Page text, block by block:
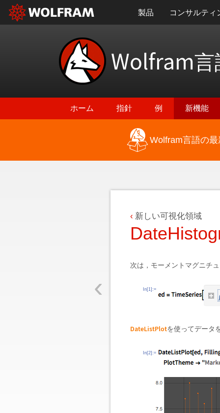
製品 コンサルティ
Wolfram言
ホーム 指針 例 新機能
Wolfram言語の
‹
新しい可視化領域
次は，モーメントマグニチ
In[1]:=
DateListPlotを使ってデータ
In[2]:=